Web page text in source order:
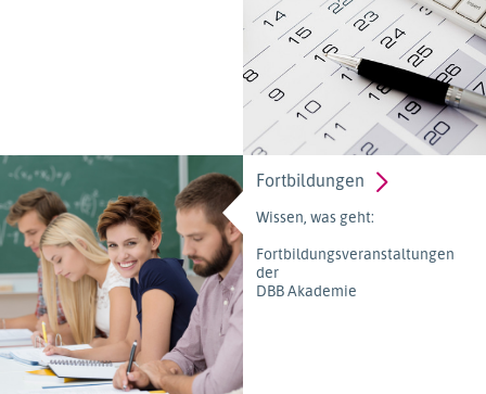
Fortbildungen
Wissen, was geht:
Fortbildungsveranstaltungen
der
DBB Akademie